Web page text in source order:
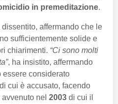
in premeditazione.
dissentito, affermando che le
sufficientemente solide e
chiarimenti. “Ci sono molti
, ha insistito, affermando
essere considerato
cui è accusato, facendo
avvenuto nel 2003 di cui il